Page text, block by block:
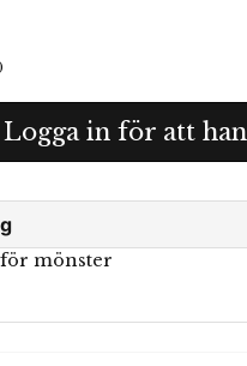
Logga in för att
mönster